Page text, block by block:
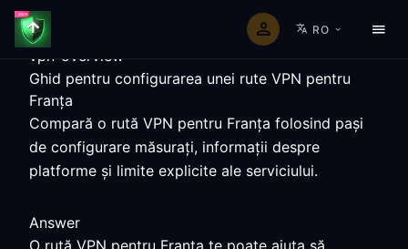
RO
vpn-overview
Ghid pentru configurarea unei rute VPN pentru
Franța
Compară o rută VPN pentru Franța folosind pași
de configurare măsurați, informații despre
platforme și limite explicite ale serviciului.
Answer
O rută VPN pentru Franța te poate ajuta să